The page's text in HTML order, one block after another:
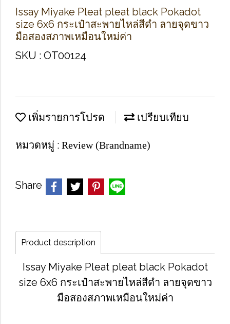
Issay Miyake Pleat pleat black Pokadot
size 6x6 กระเป๋าสะพายไหล่สีดำ ลายจุดขาว
มือสองสภาพเหมือนใหม่ค่า
SKU : OT00124
เพิ่มรายการโปรด เปรียบเทียบ
หมวดหมู่ : Review (Brandname)
Share
Product description
Issay Miyake Pleat pleat black Pokadot
size 6x6 กระเป๋าสะพายไหล่สีดำ ลายจุดขาว
มือสองสภาพเหมือนใหม่ค่า